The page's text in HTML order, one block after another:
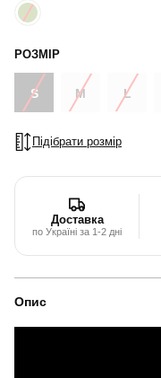
РОЗМІР
S M L
Підібрати розмір
Доставка
по Україні за 1-2 дні
Опис